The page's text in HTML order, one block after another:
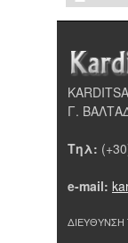
Γ.
Τηλ:
e-mail: